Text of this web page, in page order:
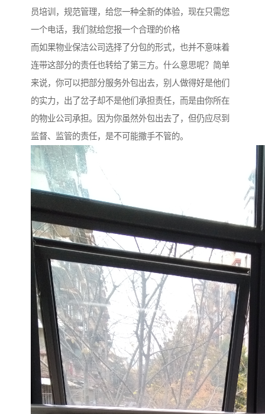
员培训，规范管理，给您一种全新的体验，现在只需您
一个电话，我们就给您报一个合理的价格
而如果物业保洁公司选择了分包的形式，也并不意味着
连带这部分的责任也转给了第三方。什么意思呢？简单
来说，你可以把部分服务外包出去，别人做得好是他们
的实力，出了岔子却不是他们承担责任，而是由你所在
的物业公司承担。因为你虽然外包出去了，但仍应尽到
监督、监管的责任，是不可能撒手不管的。